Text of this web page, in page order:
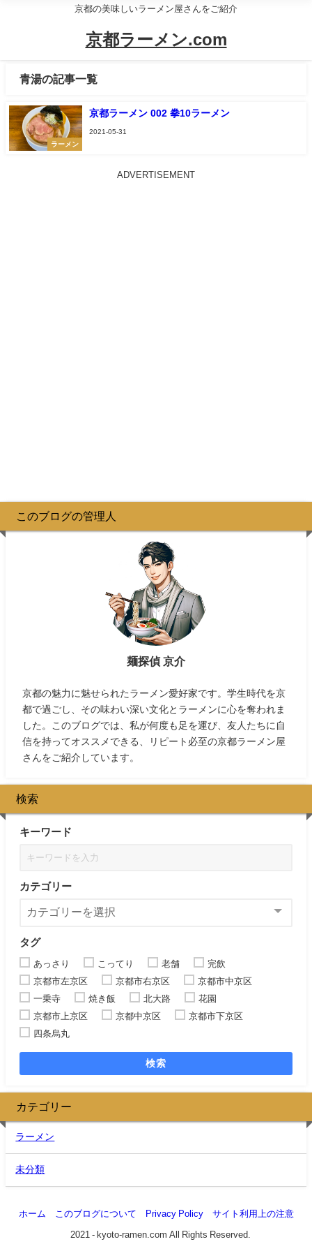
京都の美味しいラーメン屋さんをご紹介
京都ラーメン.com
青湯の記事一覧
ラーメン
京都ラーメン 002 拳10ラーメン
2021-05-31
ADVERTISEMENT
このブログの管理人
麺探偵 京介
京都の魅力に魅せられたラーメン愛好家です。学生時代を京
都で過ごし、その味わい深い文化とラーメンに心を奪われま
した。このブログでは、私が何度も足を運び、友人たちに自
信を持ってオススメできる、リピート必至の京都ラーメン屋
さんをご紹介しています。
検索
キーワード
カテゴリー
タグ
あっさり こってり 老舗
完飲
京都市左京区
京都市右京区
京都市中京区
一乗寺
焼き飯 北大路
花園
京都市上京区
京都中京区
京都市下京区
四条烏丸
検索
カテゴリー
ラーメン
未分類
ホーム このブログについて Privacy Policy サイト利用上の注意
©2021 - kyoto-ramen.com All Rights Reserved.